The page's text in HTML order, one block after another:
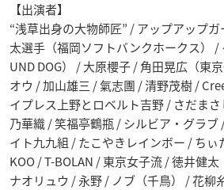
【出演者】
“浅草出身の大物師匠” / アップアップ
太選手（福岡ソフトバンクホークス） /
UND DOG） / 大原櫻子 / 角田晃広（東
オウ / 加山雄三 / 氣志團 / 清野茂樹 /
イプレス上野とロベルト吉野 / さだま
乃華織 / 笑福亭鶴瓶 / シルビア・グラブ
イト九九組 / たこやきレインボー / ち
KOO / T-BOLAN / 東京女子流 / 徳井健
ナオリュウ / 永野 / ノブ（千鳥） / 花柳